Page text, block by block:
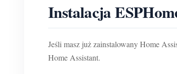
Instalacja
Jeśli masz już zainstalowany Home
Home Assistant.